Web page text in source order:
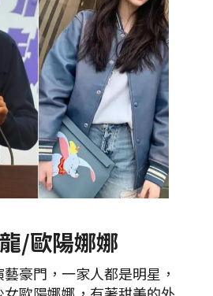
/歐陽娜娜
豪門，一家人都是明星，